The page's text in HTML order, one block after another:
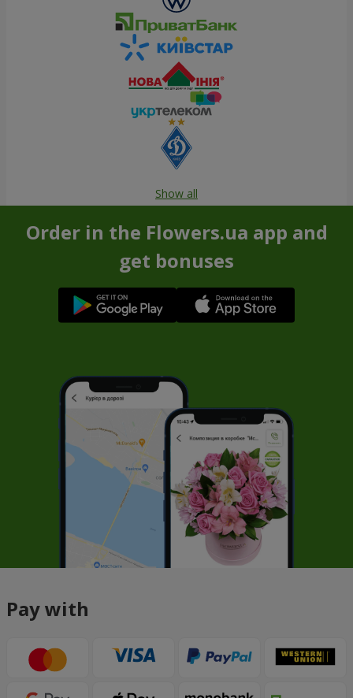
Show all
Order in the Flowers.ua app and
get bonuses
Pay with